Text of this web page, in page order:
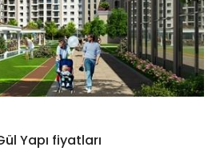
Yapı fiyatları